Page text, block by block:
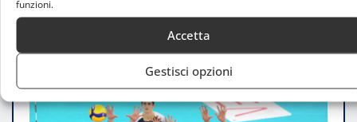
funzioni.
Accetta
Gestisci opzioni
vietato sbagliare